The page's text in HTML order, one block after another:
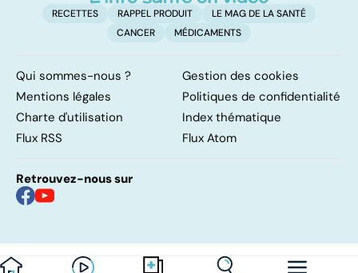
RECETTES RAPPEL PRODUIT
LE MAG DE LA SANTÉ
CANCER
MÉDICAMENTS
Qui sommes-nous ?
Gestion des cookies
Mentions légales
Politiques de confidentialité
Charte d'utilisation
Index thématique
Flux RSS
Flux Atom
Retrouvez-nous sur